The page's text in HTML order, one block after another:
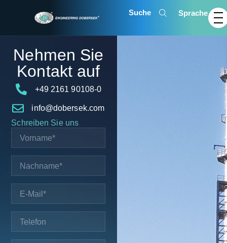
Sprache
Nehmen Sie
Kontakt auf
+49 2161 90108-0
info@dobersek.com
Schreiben Sie uns